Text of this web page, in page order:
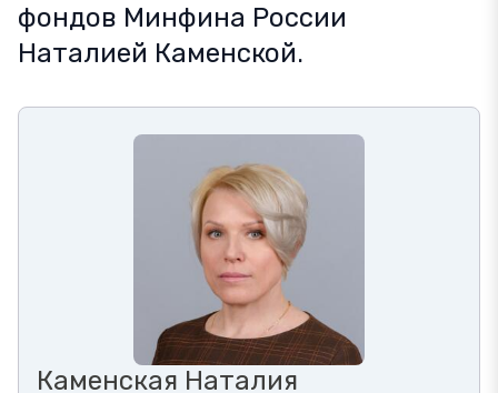
фондов Минфина России
Наталией Каменской.
Каменская Наталия